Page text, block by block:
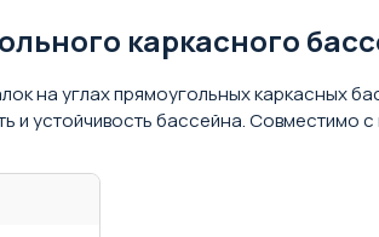
каркасного
на углах прямоугольных каркасных
устойчивость бассейна. Совместимо